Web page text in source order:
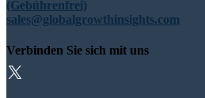
(Gebührenfrei)
sales@globalgrowthinsights.com
Verbinden Sie sich mit uns